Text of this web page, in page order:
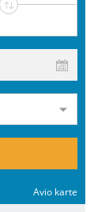
Avio karte